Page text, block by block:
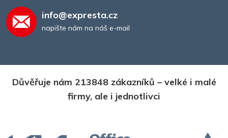
info@expresta.cz
napište nám na náš e-mail
Důvěřuje nám 213848 zákazníků – velké i malé
firmy, ale i jednotlivci